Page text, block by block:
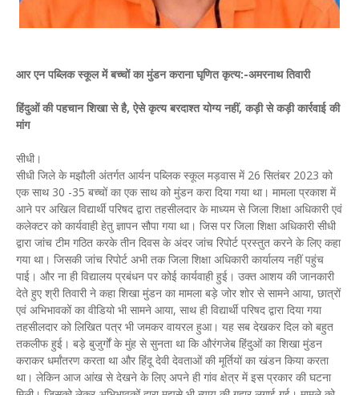
आर एन पब्लिक स्कूल में बच्चों का मुंडन कराना घृणित कृत्य:-अमरनाथ तिवारी
हिंदुओं की पहचान शिखा से है, ऐसे कृत्य बरदाश्त योग्य नहीं, कड़ी से कड़ी कार्रवाई की
मांग
सीधी।
सीधी जिले के मझौली अंतर्गत आर्यन पब्लिक स्कूल मड़वास में 26 सितंबर 2023 को
एक साथ 30 -35 बच्चों का एक साथ को मुंडन करा दिया गया था। मामला प्रकाश में
आने पर अखिल विद्यार्थी परिषद द्वारा तहसीलदार के माध्यम से जिला शिक्षा अधिकारी एवं
कलेक्टर को कार्यवाही हेतु ज्ञापन सौपा गया था। जिस पर जिला शिक्षा अधिकारी सीधी
द्वारा जांच टीम गठित करके तीन दिवस के अंदर जांच रिपोर्ट प्रस्तुत करने के लिए कहा
गया था। जिसकी जांच रिपोर्ट अभी तक जिला शिक्षा अधिकारी कार्यालय नहीं पहुंच
पाई। और ना ही विद्यालय प्रबंधन पर कोई कार्यवाही हुई। उक्त आशय की जानकारी
देते हुए श्री तिवारी ने कहा शिखा मुंडन का मामला बड़े जोर शोर से सामने आया, छात्रों
एवं अभिभावकों का वीडियो भी सामने आया, साथ ही विद्यार्थी परिषद द्वारा दिया गया
तहसीलदार को लिखित पत्र भी जमकर वायरल हुआ। यह सब देखकर दिल को बहुत
तकलीफ हुई। बड़े बुजुर्गों के मुंह से सुनता था कि औरंगजेब हिंदुओं का शिखा मुंडन
कराकर धर्मांतरण करता था और हिंदू देवी देवताओं की मूर्तियों का खंडन किया करता
था। लेकिन आज आंख से देखने के लिए अपने ही गांव क्षेत्र में इस प्रकार की घटना